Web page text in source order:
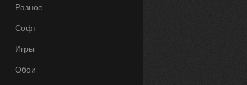
Разное
Софт
Игры
Обои